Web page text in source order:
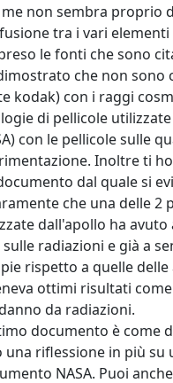
me non sembra proprio
tra i vari elementi
le fonti che sono
che non sono
kodak) con i raggi
di pellicole
con le pellicole sulle
Inoltre ti
dal quale si
che una delle 2
dall'apollo ha
radiazioni e già a
rispetto a quelle delle
ottimi risultati
da radiazioni.
documento è come
una riflessione in più su
NASA. Puoi